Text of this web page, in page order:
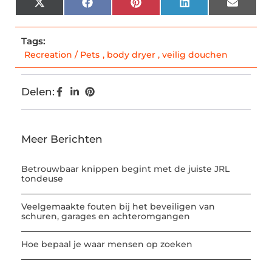
X
(Twitter)
FacebookPinterestLinkedInEmail
Tags:
Recreation / Pets , body dryer , veilig douchen
Delen:
Meer Berichten
Betrouwbaar knippen begint met de juiste JRL
tondeuse
Veelgemaakte fouten bij het beveiligen van
schuren, garages en achteromgangen
Hoe bepaal je waar mensen op zoeken